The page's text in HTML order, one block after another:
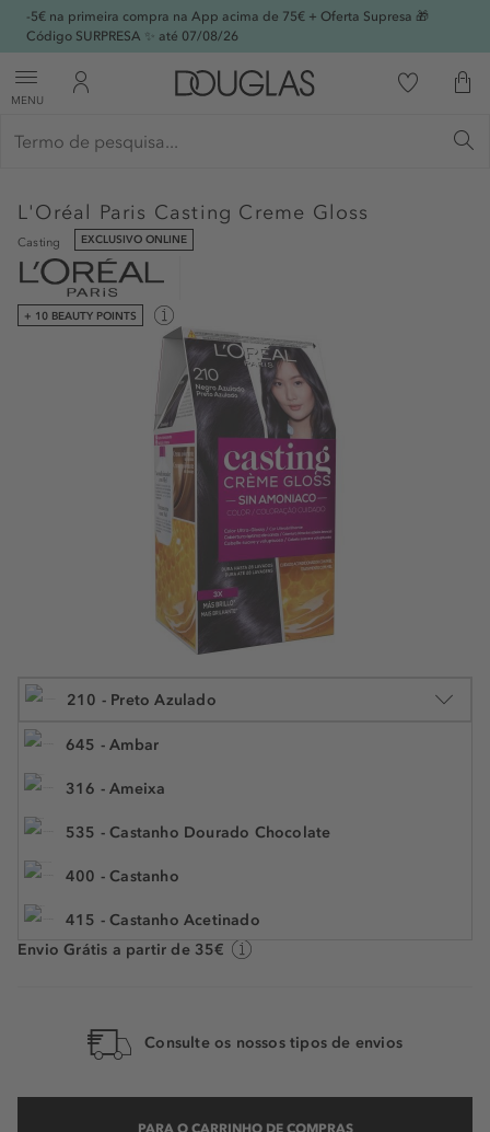
-5€ na primeira compra na App acima de 75€ + Oferta Supresa 🎁
Código SURPRESA ✨ até 07/08/26
MENU
L'Oréal Paris Casting Creme Gloss
Casting EXCLUSIVO ONLINE
+ 10 BEAUTY POINTS
210 - Preto Azulado
645 - Ambar
316 - Ameixa
535 - Castanho Dourado Chocolate
400 - Castanho
415 - Castanho Acetinado
300 - Castano Escuro
700 - Louro
600 - Louro Escuro
1 und.
Prazo de entrega: 1 a 3 dias úteis
Envio Grátis a partir de 35€
Consulte os nossos tipos de envios
PARA O CARRINHO DE COMPRAS